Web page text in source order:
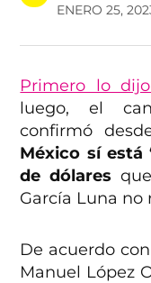
ENERO 25,
Primero lo
luego, el
confirmó
México sí está
de dólares
García Luna
De acuerdo
Manuel López